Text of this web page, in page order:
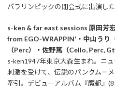
パラリンピックの閉会式に出演し
s-ken & far east sessions 原田芳
from EGO-WRAPPINʼ・中山うり
（Perc）・佐野篤（Cello, Perc, Gt
s-ken1947年東京大森生まれ。ニ
刺激を受けて、伝説のパンクムー
牽引。デビューアルバム『魔都』